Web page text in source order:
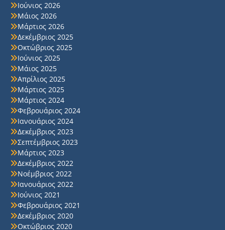
Ιούνιος 2026
Μάιος 2026
Μάρτιος 2026
Δεκέμβριος 2025
Οκτώβριος 2025
Ιούνιος 2025
Μάιος 2025
Απρίλιος 2025
Μάρτιος 2025
Μάρτιος 2024
Φεβρουάριος 2024
Ιανουάριος 2024
Δεκέμβριος 2023
Σεπτέμβριος 2023
Μάρτιος 2023
Δεκέμβριος 2022
Νοέμβριος 2022
Ιανουάριος 2022
Ιούνιος 2021
Φεβρουάριος 2021
Δεκέμβριος 2020
Οκτώβριος 2020